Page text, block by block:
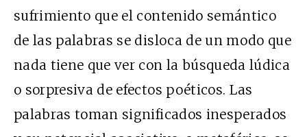
sufrimiento que el contenido semántico
de las palabras se disloca de un modo que
nada tiene que ver con la búsqueda lúdica
o sorpresiva de efectos poéticos. Las
palabras toman significados inesperados